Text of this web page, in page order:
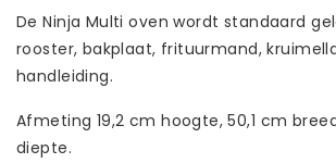
De Ninja Multi oven wordt standaard
rooster, bakplaat, frituurmand,
handleiding.
Afmeting 19,2 cm hoogte, 50,1 cm
diepte.